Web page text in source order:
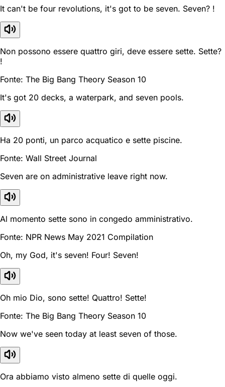
It can't be four revolutions, it's got to be seven. Seven? !
Non possono essere quattro giri, deve essere sette. Sette?
!
Fonte: The Big Bang Theory Season 10
It's got 20 decks, a waterpark, and seven pools.
Ha 20 ponti, un parco acquatico e sette piscine.
Fonte: Wall Street Journal
Seven are on administrative leave right now.
Al momento sette sono in congedo amministrativo.
Fonte: NPR News May 2021 Compilation
Oh, my God, it's seven! Four! Seven!
Oh mio Dio, sono sette! Quattro! Sette!
Fonte: The Big Bang Theory Season 10
Now we've seen today at least seven of those.
Ora abbiamo visto almeno sette di quelle oggi.